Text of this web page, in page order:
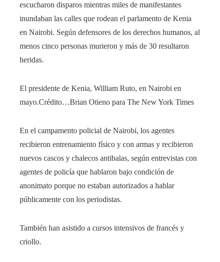
escucharon disparos mientras miles de manifestantes
inundaban las calles que rodean el parlamento de Kenia
en Nairobi. Según defensores de los derechos humanos, al
menos cinco personas murieron y más de 30 resultaron
heridas.
El presidente de Kenia, William Ruto, en Nairobi en
mayo.Crédito…Brian Otieno para The New York Times
En el campamento policial de Nairobi, los agentes
recibieron entrenamiento físico y con armas y recibieron
nuevos cascos y chalecos antibalas, según entrevistas con
agentes de policía que hablaron bajo condición de
anonimato porque no estaban autorizados a hablar
públicamente con los periodistas.
También han asistido a cursos intensivos de francés y
criollo.